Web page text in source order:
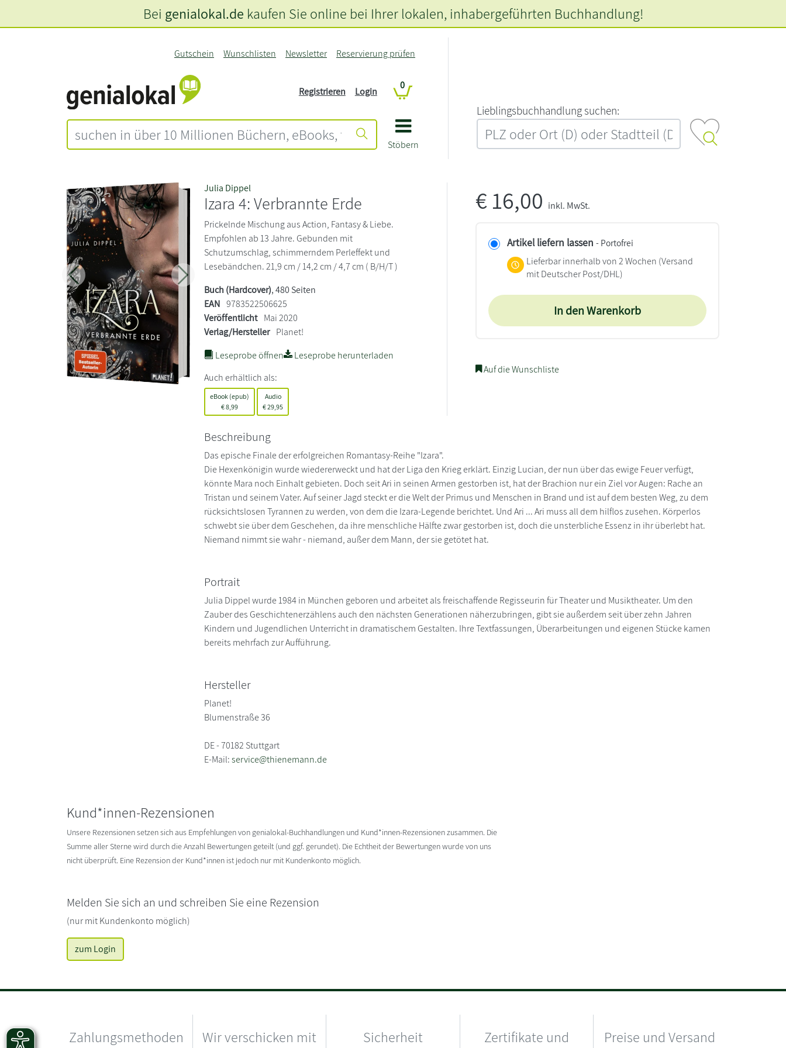
Stöbern
Gutschein Wunschlisten Newsletter Reservierung prüfen
Registrieren Login
0
L‍i‍e‍b‍l‍i‍n‍g‍s‍b‍u‍c‍h‍h‍a‍n‍d‍l‍u‍n‍g‍ ‍s‍u‍c‍h‍e‍n‍:‍
Bei genialokal.de kaufen Sie online bei Ihrer lokalen, inhabergeführten Buchhandlung!
Zurück Weiter
Julia Dippel
Izara 4: Verbrannte Erde
Prickelnde Mischung aus Action, Fantasy & Liebe.
Empfohlen ab 13 Jahre. Gebunden mit
Schutzumschlag, schimmerndem Perleffekt und
Lesebändchen. 21,9 cm / 14,2 cm / 4,7 cm ( B/H/T )
Buch (Hardcover), 480 Seiten
EAN 9783522506625
Veröffentlicht Mai 2020
Verlag/Hersteller Planet!
Leseprobe öffnen
Leseprobe herunterladen
Auch erhältlich als:
eBook (epub)
€8,99
Audio
€29,95
€16,00 inkl. MwSt.
Artikel liefern lassen - Portofrei
Lieferbar innerhalb von 2 Wochen (Versand
mit Deutscher Post/DHL)
In den Warenkorb
Auf die Wunschliste
Beschreibung
Das epische Finale der erfolgreichen Romantasy-Reihe "Izara".
Die Hexenkönigin wurde wiedererweckt und hat der Liga den Krieg erklärt. Einzig Lucian, der nun über das ewige Feuer verfügt,
könnte Mara noch Einhalt gebieten. Doch seit Ari in seinen Armen gestorben ist, hat der Brachion nur ein Ziel vor Augen: Rache an
Tristan und seinem Vater. Auf seiner Jagd steckt er die Welt der Primus und Menschen in Brand und ist auf dem besten Weg, zu dem
rücksichtslosen Tyrannen zu werden, von dem die Izara-Legende berichtet. Und Ari ... Ari muss all dem hilflos zusehen. Körperlos
schwebt sie über dem Geschehen, da ihre menschliche Hälfte zwar gestorben ist, doch die unsterbliche Essenz in ihr überlebt hat.
Niemand nimmt sie wahr - niemand, außer dem Mann, der sie getötet hat.
Portrait
Julia Dippel wurde 1984 in München geboren und arbeitet als freischaffende Regisseurin für Theater und Musiktheater. Um den
Zauber des Geschichtenerzählens auch den nächsten Generationen näherzubringen, gibt sie außerdem seit über zehn Jahren
Kindern und Jugendlichen Unterricht in dramatischem Gestalten. Ihre Textfassungen, Überarbeitungen und eigenen Stücke kamen
bereits mehrfach zur Aufführung.
Hersteller
Planet!
Blumenstraße 36
DE - 70182 Stuttgart
E-Mail:service@thienemann.de
Kund*innen-Rezensionen
Unsere Rezensionen setzen sich aus Empfehlungen von genialokal-Buchhandlungen und Kund*innen-Rezensionen zusammen. Die
Summe aller Sterne wird durch die Anzahl Bewertungen geteilt (und ggf. gerundet). Die Echtheit der Bewertungen wurde von uns
nicht überprüft. Eine Rezension der Kund*innen ist jedoch nur mit Kundenkonto möglich.
Melden Sie sich an und schreiben Sie eine Rezension
(nur mit Kundenkonto möglich)
zum Login
Zahlungsmethoden Wir verschicken mit Sicherheit
Zertifikate und
Preise und Versand